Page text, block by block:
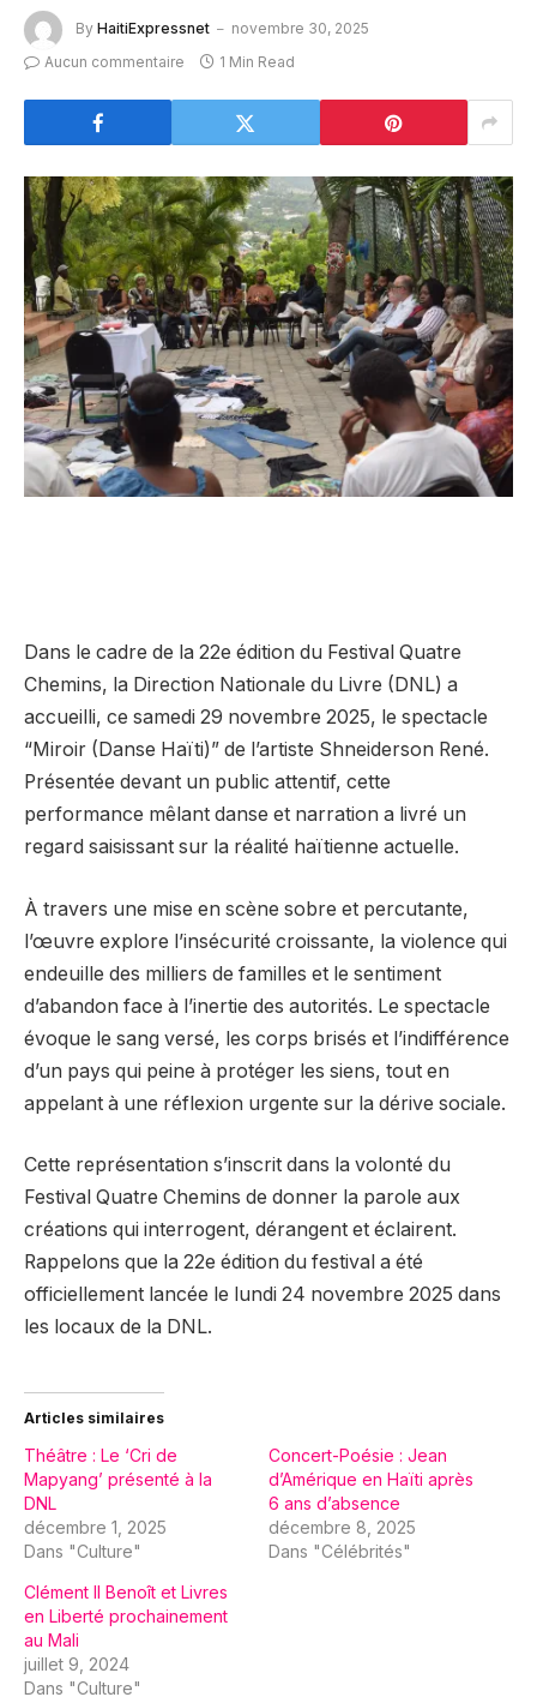
By HaitiExpressnet
novembre 30, 2025
Aucun commentaire
1 Min Read
Dans le cadre de la 22e édition du Festival Quatre
Chemins, la Direction Nationale du Livre (DNL) a
accueilli, ce samedi 29 novembre 2025, le spectacle
“Miroir (Danse Haïti)” de l’artiste Shneiderson René.
Présentée devant un public attentif, cette
performance mêlant danse et narration a livré un
regard saisissant sur la réalité haïtienne actuelle.
À travers une mise en scène sobre et percutante,
l’œuvre explore l’insécurité croissante, la violence qui
endeuille des milliers de familles et le sentiment
d’abandon face à l’inertie des autorités. Le spectacle
évoque le sang versé, les corps brisés et l’indifférence
d’un pays qui peine à protéger les siens, tout en
appelant à une réflexion urgente sur la dérive sociale.
Cette représentation s’inscrit dans la volonté du
Festival Quatre Chemins de donner la parole aux
créations qui interrogent, dérangent et éclairent.
Rappelons que la 22e édition du festival a été
officiellement lancée le lundi 24 novembre 2025 dans
les locaux de la DNL.
Articles similaires
Théâtre : Le ‘Cri de
Mapyang’ présenté à la
DNL
décembre 1, 2025
Dans "Culture"
Concert-Poésie : Jean
d’Amérique en Haïti après
6 ans d’absence
décembre 8, 2025
Dans "Célébrités"
Clément II Benoît et Livres
en Liberté prochainement
au Mali
juillet 9, 2024
Dans "Culture"